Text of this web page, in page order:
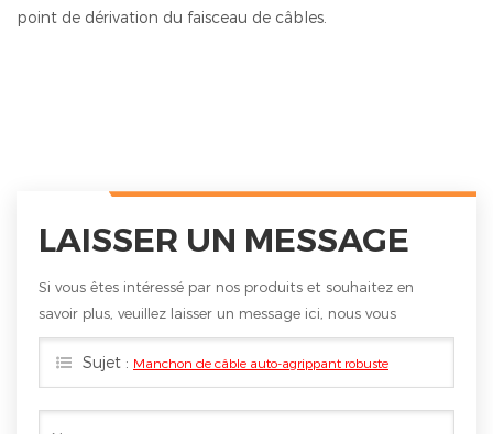
point de dérivation du faisceau de câbles.
LAISSER UN MESSAGE
Si vous êtes intéressé par nos produits et souhaitez en
savoir plus, veuillez laisser un message ici, nous vous
répondrons dès que possible.
Sujet : Manchon de câble auto-agrippant robuste